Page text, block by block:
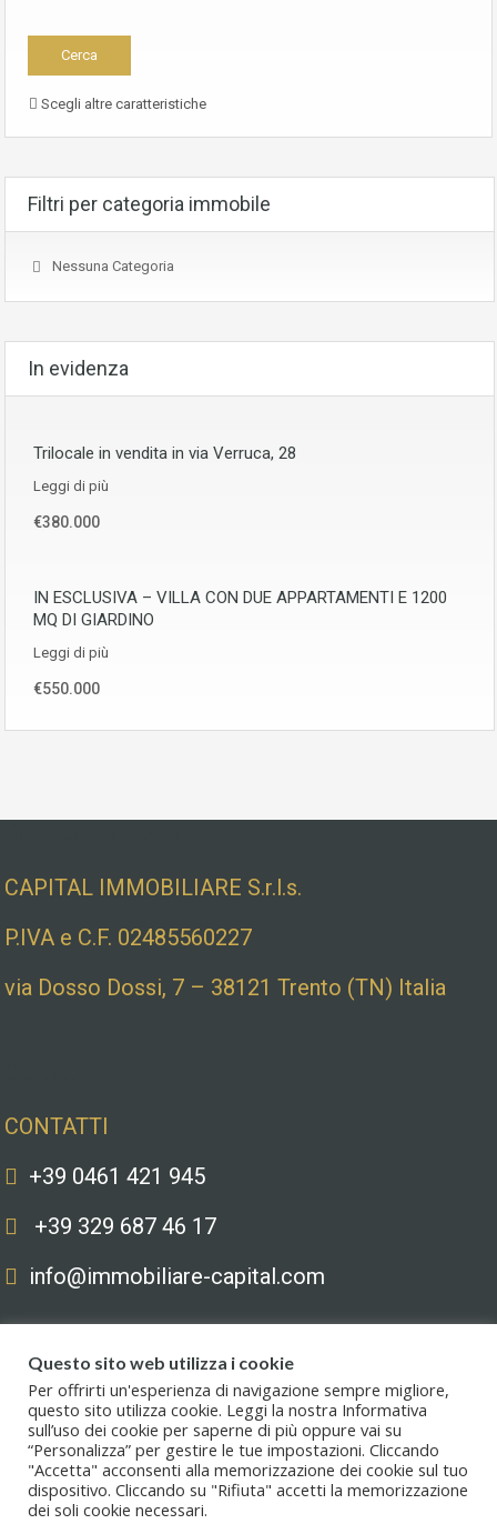
Scegli altre caratteristiche
Filtri per categoria immobile
Nessuna Categoria
In evidenza
Trilocale in vendita in via Verruca, 28
Leggi di più
€380.000
IN ESCLUSIVA – VILLA CON DUE APPARTAMENTI E 1200
MQ DI GIARDINO
Leggi di più
€550.000
CAPITAL IMMOBILIARE S.r.l.s.
P.IVA e C.F. 02485560227
via Dosso Dossi, 7 – 38121 Trento (TN) Italia
CONTATTI
+39 0461 421 945
+39 329 687 46 17
info@immobiliare-capital.com
Copyright © 2020. All Rights Reserved. Capital immobiliare S.r.l.s. | Le
immagini hanno valore puramente illustrativo. I prezzi e le informazioni
possono essere soggetti a modifiche.
Questo sito web utilizza i cookie
Per offrirti un'esperienza di navigazione sempre migliore,
questo sito utilizza cookie. Leggi la nostra Informativa
sull’uso dei cookie per saperne di più oppure vai su
“Personalizza” per gestire le tue impostazioni. Cliccando
"Accetta" acconsenti alla memorizzazione dei cookie sul tuo
dispositivo. Cliccando su "Rifiuta" accetti la memorizzazione
dei soli cookie necessari.